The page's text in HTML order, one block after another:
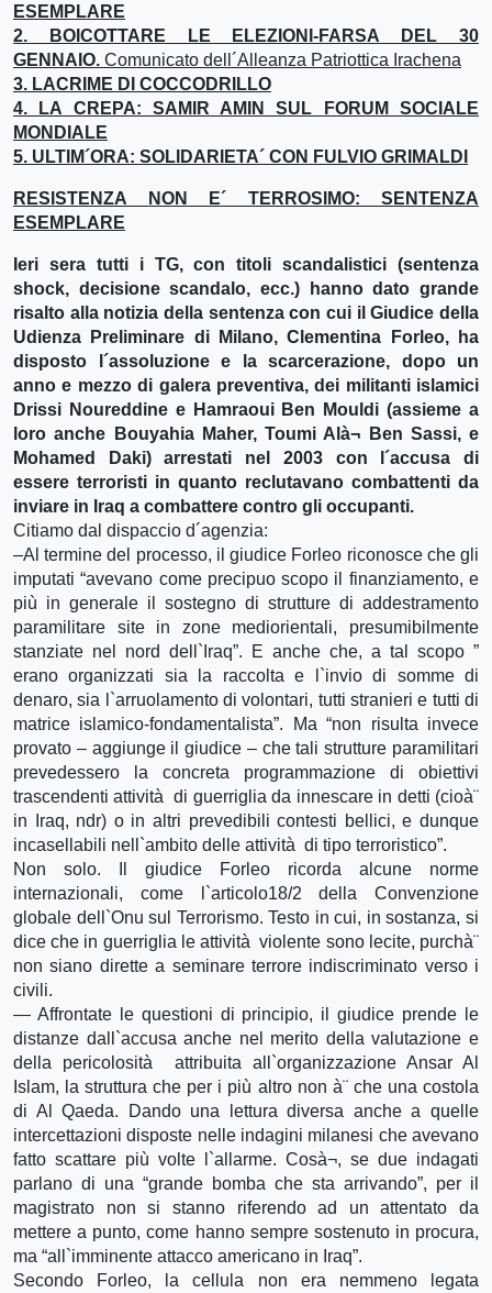
ESEMPLARE
2. BOICOTTARE LE ELEZIONI-FARSA DEL 30
GENNAIO. Comunicato dell´Alleanza Patriottica Irachena
3. LACRIME DI COCCODRILLO
4. LA CREPA: SAMIR AMIN SUL FORUM SOCIALE
MONDIALE
5. ULTIM´ORA: SOLIDARIETA´ CON FULVIO GRIMALDI
RESISTENZA NON E´ TERROSIMO: SENTENZA
ESEMPLARE
Ieri sera tutti i TG, con titoli scandalistici (sentenza
shock, decisione scandalo, ecc.) hanno dato grande
risalto alla notizia della sentenza con cui il Giudice della
Udienza Preliminare di Milano, Clementina Forleo, ha
disposto l´assoluzione e la scarcerazione, dopo un
anno e mezzo di galera preventiva, dei militanti islamici
Drissi Noureddine e Hamraoui Ben Mouldi (assieme a
loro anche Bouyahia Maher, Toumi Alà¬ Ben Sassi, e
Mohamed Daki) arrestati nel 2003 con l´accusa di
essere terroristi in quanto reclutavano combattenti da
inviare in Iraq a combattere contro gli occupanti.
Citiamo dal dispaccio d´agenzia:
–Al termine del processo, il giudice Forleo riconosce che gli
imputati “avevano come precipuo scopo il finanziamento, e
più in generale il sostegno di strutture di addestramento
paramilitare site in zone mediorientali, presumibilmente
stanziate nel nord dell`Iraq”. E anche che, a tal scopo ”
erano organizzati sia la raccolta e l`invio di somme di
denaro, sia l`arruolamento di volontari, tutti stranieri e tutti di
matrice islamico-fondamentalista”. Ma “non risulta invece
provato – aggiunge il giudice – che tali strutture paramilitari
prevedessero la concreta programmazione di obiettivi
trascendenti attività di guerriglia da innescare in detti (cioà¨
in Iraq, ndr) o in altri prevedibili contesti bellici, e dunque
incasellabili nell`ambito delle attività di tipo terroristico”.
Non solo. Il giudice Forleo ricorda alcune norme
internazionali, come l`articolo18/2 della Convenzione
globale dell`Onu sul Terrorismo. Testo in cui, in sostanza, si
dice che in guerriglia le attività violente sono lecite, purchà¨
non siano dirette a seminare terrore indiscriminato verso i
civili.
— Affrontate le questioni di principio, il giudice prende le
distanze dall`accusa anche nel merito della valutazione e
della pericolosità attribuita all`organizzazione Ansar Al
Islam, la struttura che per i più altro non à¨ che una costola
di Al Qaeda. Dando una lettura diversa anche a quelle
intercettazioni disposte nelle indagini milanesi che avevano
fatto scattare più volte l`allarme. Cosà¬, se due indagati
parlano di una “grande bomba che sta arrivando”, per il
magistrato non si stanno riferendo ad un attentato da
mettere a punto, come hanno sempre sostenuto in procura,
ma “all`imminente attacco americano in Iraq”.
Secondo Forleo, la cellula non era nemmeno legata